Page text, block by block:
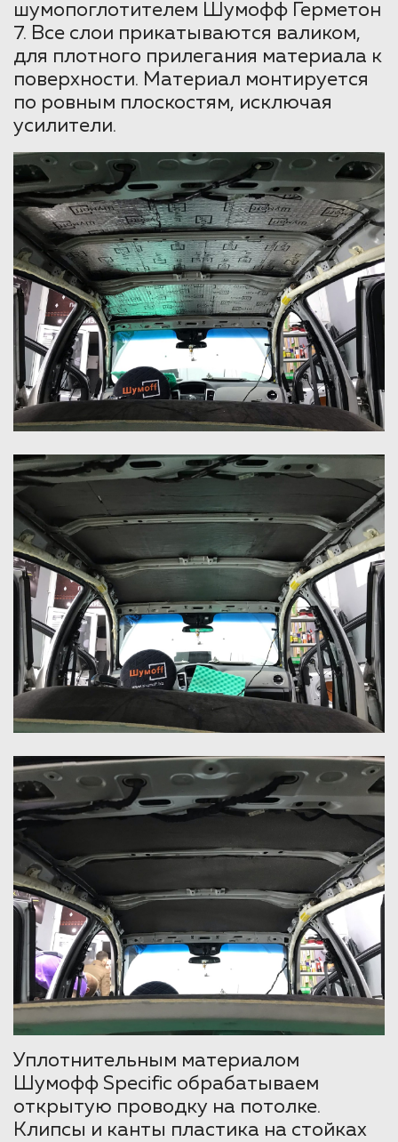
шумопоглотителем Шумофф Герметон
7. Все слои прикатываются валиком,
для плотного прилегания материала к
поверхности. Материал монтируется
по ровным плоскостям, исключая
усилители.
Уплотнительным материалом
Шумофф Specific обрабатываем
открытую проводку на потолке.
Клипсы и канты пластика на стойках